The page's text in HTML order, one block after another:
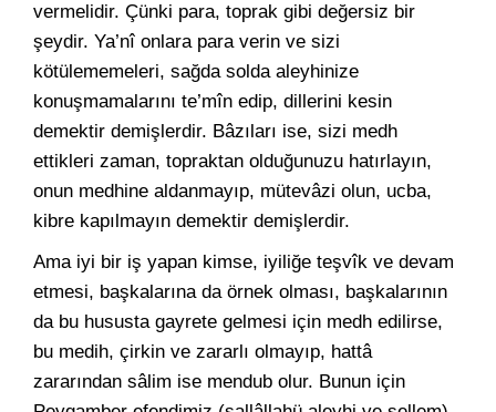
vermelidir. Çünki para, toprak gibi değersiz bir
şeydir. Ya’nî onlara para verin ve sizi
kötülememeleri, sağda solda aleyhinize
konuşmamalarını te’mîn edip, dillerini kesin
demektir demişlerdir. Bâzıları ise, sizi medh
ettikleri zaman, topraktan olduğunuzu hatırlayın,
onun medhine aldanmayıp, mütevâzi olun, ucba,
kibre kapılmayın demektir demişlerdir.
Ama iyi bir iş yapan kimse, iyiliğe teşvîk ve devam
etmesi, başkalarına da örnek olması, başkalarının
da bu hususta gayrete gelmesi için medh edilirse,
bu medih, çirkin ve zararlı olmayıp, hattâ
zararından sâlim ise mendub olur. Bunun için